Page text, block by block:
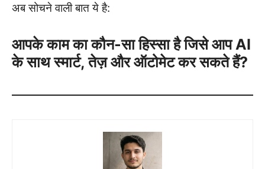
अब सोचने वाली बात ये है:
आपके काम का कौन-सा हिस्सा है जिसे आप AI
के साथ स्मार्ट, तेज़ और ऑटोमेट कर सकते हैं?